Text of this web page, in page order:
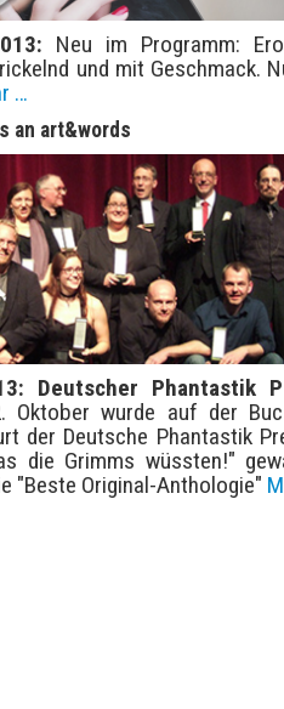
Neu im Programm:
und mit Geschmack.
…
an art&words
Deutscher Phantastik
Oktober wurde auf der
der Deutsche Phantastik
die Grimms wüssten!"
"Beste Original-Anthologie"